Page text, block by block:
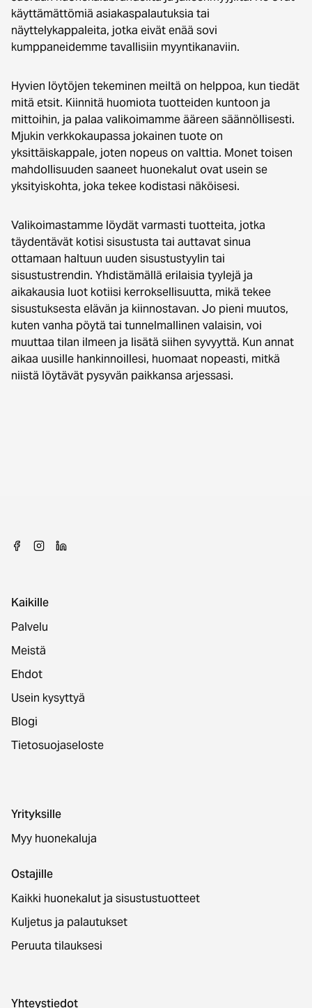
käyttämättömiä asiakaspalautuksia tai
näyttelykappaleita, jotka eivät enää sovi
kumppaneidemme tavallisiin myyntikanaviin.
Hyvien löytöjen tekeminen meiltä on helppoa, kun tiedät
mitä etsit. Kiinnitä huomiota tuotteiden kuntoon ja
mittoihin, ja palaa valikoimamme ääreen säännöllisesti.
Mjukin verkkokaupassa jokainen tuote on
yksittäiskappale, joten nopeus on valttia. Monet toisen
mahdollisuuden saaneet huonekalut ovat usein se
yksityiskohta, joka tekee kodistasi näköisesi.
Valikoimastamme löydät varmasti tuotteita, jotka
täydentävät kotisi sisustusta tai auttavat sinua
ottamaan haltuun uuden sisustustyylin tai
sisustustrendin. Yhdistämällä erilaisia tyylejä ja
aikakausia luot kotiisi kerroksellisuutta, mikä tekee
sisustuksesta elävän ja kiinnostavan. Jo pieni muutos,
kuten vanha pöytä tai tunnelmallinen valaisin, voi
muuttaa tilan ilmeen ja lisätä siihen syvyyttä. Kun annat
aikaa uusille hankinnoillesi, huomaat nopeasti, mitkä
niistä löytävät pysyvän paikkansa arjessasi.
Kaikille
Palvelu
Meistä
Ehdot
Usein kysyttyä
Blogi
Tietosuojaseloste
Yrityksille
Myy huonekaluja
Ostajille
Kaikki huonekalut ja sisustustuotteet
Kuljetus ja palautukset
Peruuta tilauksesi
Yhteystiedot